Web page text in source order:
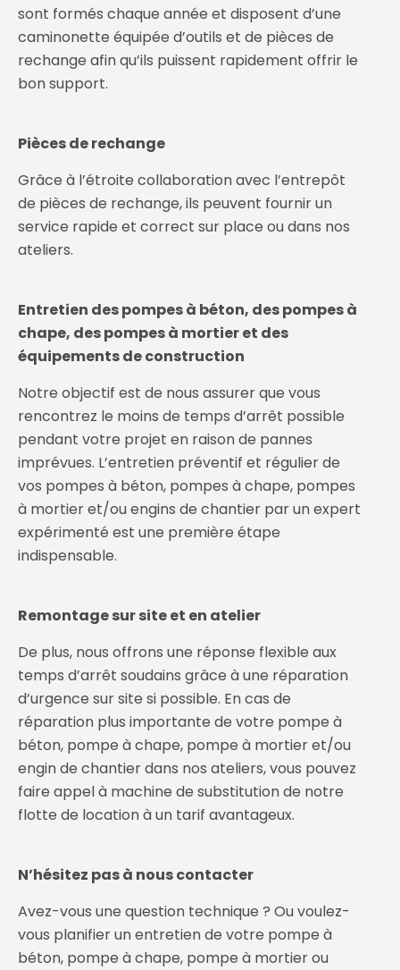
sont formés chaque année et disposent d’une
caminonette équipée d’outils et de pièces de
rechange afin qu’ils puissent rapidement offrir le
bon support.
Pièces de rechange
Grâce à l’étroite collaboration avec l’entrepôt
de pièces de rechange, ils peuvent fournir un
service rapide et correct sur place ou dans nos
ateliers.
Entretien des pompes à béton, des pompes à
chape, des pompes à mortier et des
équipements de construction
Notre objectif est de nous assurer que vous
rencontrez le moins de temps d’arrêt possible
pendant votre projet en raison de pannes
imprévues. L’entretien préventif et régulier de
vos pompes à béton, pompes à chape, pompes
à mortier et/ou engins de chantier par un expert
expérimenté est une première étape
indispensable.
Remontage sur site et en atelier
De plus, nous offrons une réponse flexible aux
temps d’arrêt soudains grâce à une réparation
d’urgence sur site si possible. En cas de
réparation plus importante de votre pompe à
béton, pompe à chape, pompe à mortier et/ou
engin de chantier dans nos ateliers, vous pouvez
faire appel à machine de substitution de notre
flotte de location à un tarif avantageux.
N’hésitez pas à nous contacter
Avez-vous une question technique ? Ou voulez-
vous planifier un entretien de votre pompe à
béton, pompe à chape, pompe à mortier ou